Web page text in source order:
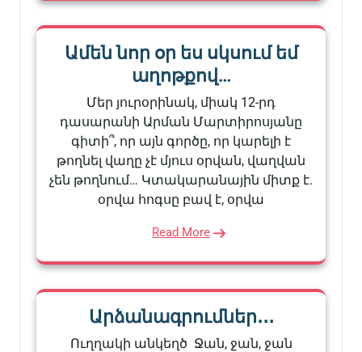
Ամեն նոր օր ես սկսում եմ
աղոթքով…
Մեր յուրօրինակ, միակ 12-րդ
դասարանի Արման Մարտիրոսյանը
գիտի՞, որ այն գործը, որ կարելի է
թողնել վաղը չէ մյուս օրվան, վաղվան
չեն թողնում… Կտակարանային միտք է.
օրվա հոգսը բավ է, օրվա
Read More
Արձանագրումներ․․․
Ուղղակի անկեղծ Ջան, ջան, ջան